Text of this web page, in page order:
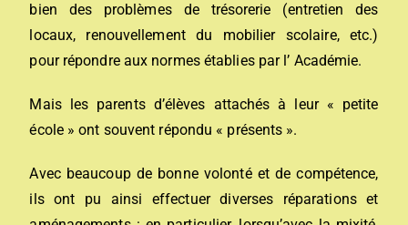
bien des problèmes de trésorerie (entretien des
locaux, renouvellement du mobilier scolaire, etc.)
pour répondre aux normes établies par l’ Académie.
Mais les parents d’élèves attachés à leur « petite
école » ont souvent répondu « présents ».
Avec beaucoup de bonne volonté et de compétence,
ils ont pu ainsi effectuer diverses réparations et